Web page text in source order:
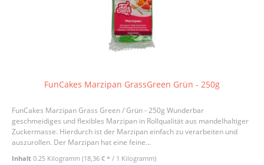
FunCakes Marzipan GrassGreen Grün - 250g
FunCakes Marzipan Grass Green / Grün - 250g Wunderbar
geschmeidiges und flexibles Marzipan in Rollqualität aus mandelhaltiger
Zuckermasse. Hierdurch ist der Marzipan einfach zu verarbeiten und
auszurollen. Der Marzipan hat eine feine...
Inhalt0.25 Kilogramm(18,36 € * / 1 Kilogramm)